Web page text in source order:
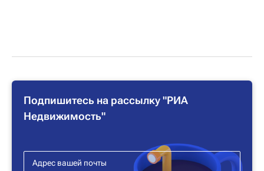
Подпишитесь на рассылку "РИА
Недвижимость"